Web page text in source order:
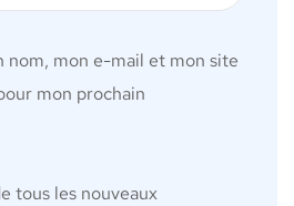
nom, mon e-mail et mon site
mon prochain
tous les nouveaux